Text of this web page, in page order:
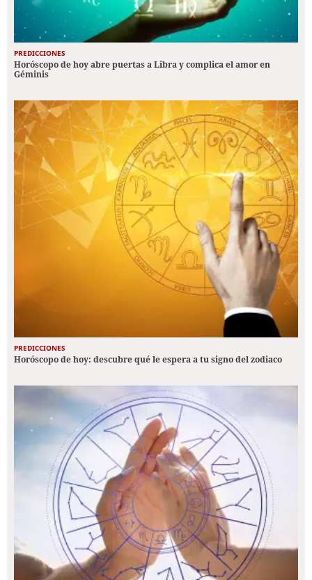
PREDICCIONES
Horóscopo de hoy abre puertas a Libra y complica el amor en
Géminis
PREDICCIONES
Horóscopo de hoy: descubre qué le espera a tu signo del zodiaco